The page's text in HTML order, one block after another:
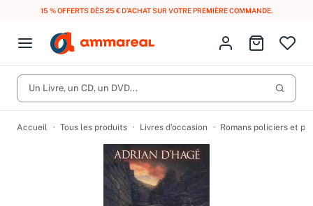
15 % OFFERTS DÈS 25 € D’ACHAT SUR VOTRE PREMIÈRE COMMANDE.
Open menu
Fermer le menu
CD d'occasion
DVD d'occasion
Lancer
Identifiez-vous
Aller au
Un Livre, un CD, un DVD...
Accueil Tous les produits Livres d’occasion Romans policiers et